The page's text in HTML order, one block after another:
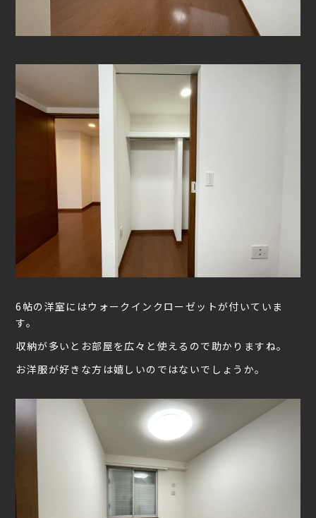
6帖の洋室にはウォークインクローゼットが付いていま
す。
収納が多いとお部屋を広々と使えるので助かりますね。
お洋服が好きな方は嬉しいのではないでしょうか。